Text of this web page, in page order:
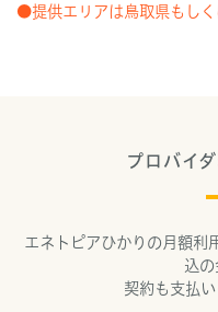
●提供エリアは鳥取県もしく
プロバイ
エネトピアひかりの月額利
込の
契約も支払